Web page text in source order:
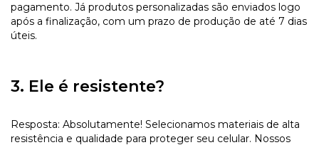
pagamento. Já produtos personalizadas são enviados logo
após a finalização, com um prazo de produção de até 7 dias
úteis.
3. Ele é resistente?
Resposta: Absolutamente! Selecionamos materiais de alta
resistência e qualidade para proteger seu celular. Nossos